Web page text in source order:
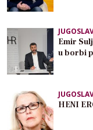
Emir
u borbi
HENI